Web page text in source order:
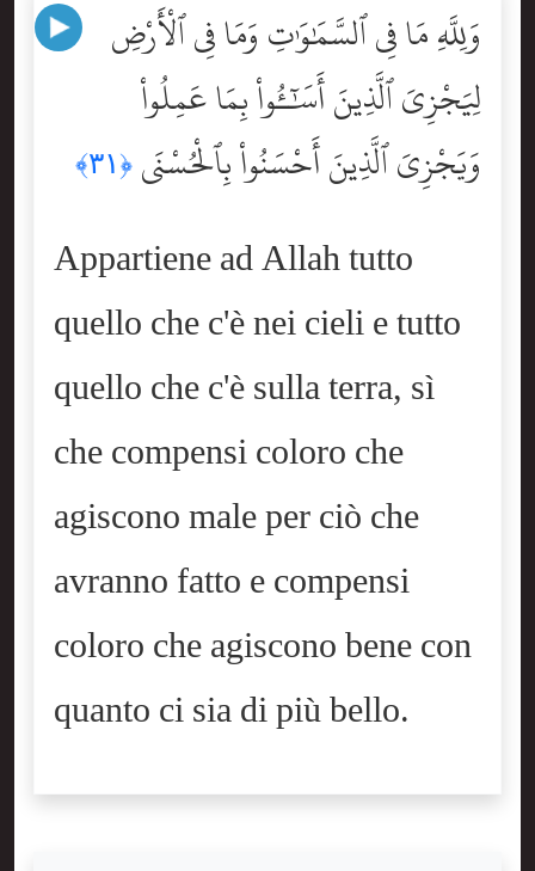
وَلِلَّهِ مَا فِى ٱلسَّمَٰوَٰتِ وَمَا فِى ٱلْأَرْضِ
لِيَجْزِىَ ٱلَّذِينَ أَسَٰٓـُٔواْ بِمَا عَمِلُواْ
وَيَجْزِىَ ٱلَّذِينَ أَحْسَنُواْ بِٱلْحُسْنَى ﴿٣١﴾
Appartiene ad Allah tutto
quello che c'è nei cieli e tutto
quello che c'è sulla terra, sì
che compensi coloro che
agiscono male per ciò che
avranno fatto e compensi
coloro che agiscono bene con
quanto ci sia di più bello.